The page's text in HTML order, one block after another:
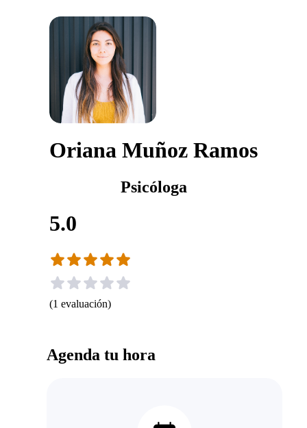
Oriana Muñoz Ramos
Psicóloga
5.0
(1 evaluación)
Agenda tu hora